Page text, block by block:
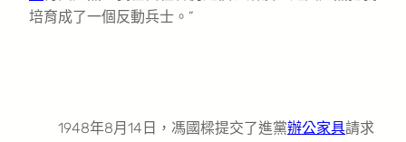
培育成了一個反動兵士。”
1948年8月14日，馮國樑提交了進黨辦公家具請求